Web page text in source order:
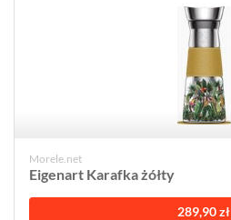
Morele.net
Eigenart Karafka żółty
289,90 zł